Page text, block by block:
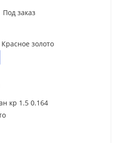
Под заказ
Красное золото
кр 1.5 0.164